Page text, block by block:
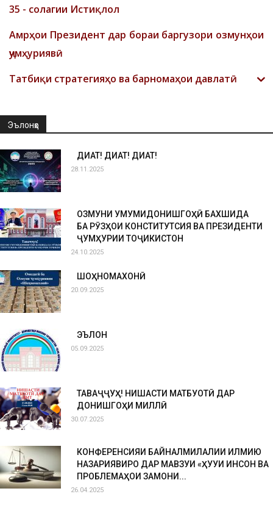
35 - солагии Истиқлол
Амрҳои Президент дар бораи баргузори озмунҳои
ҷумҳуриявӣ
Татбиқи стратегияҳо ва барномаҳои давлатӣ
Эълонҳо
ДИҚҚАТ! ДИҚҚАТ! ДИҚҚАТ!
28.11.2025
ОЗМУНИ УМУМИДОНИШГОҲӢ БАХШИДА
БА РӮЗҲОИ КОНСТИТУТСИЯ ВА ПРЕЗИДЕНТИ
ҶУМҲУРИИ ТОҶИКИСТОН
24.10.2025
ШОҲНОМАХОНӢ
20.09.2025
ЭЪЛОН
05.09.2025
ТАВАҶҶУҲ! НИШАСТИ МАТБУОТӢ ДАР
ДОНИШГОҲИ МИЛЛӢ
30.07.2025
КОНФЕРЕНСИЯИ БАЙНАЛМИЛАЛИИ ИЛМИЮ
НАЗАРИЯВИРО ДАР МАВЗУИ «ҲУҚУҚИ ИНСОН ВА
ПРОБЛЕМАҲОИ ЗАМОНИ...
26.04.2025